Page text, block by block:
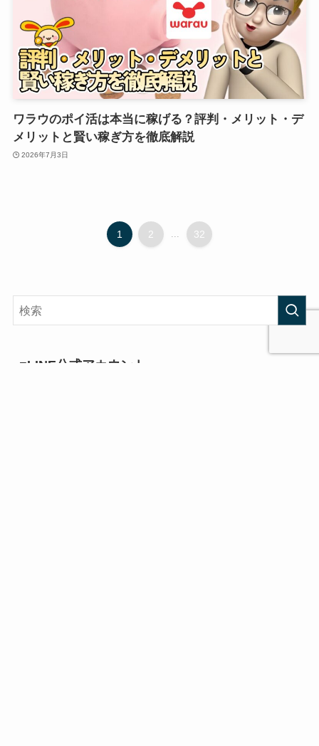
ワラウのポイ活は本当に稼げる？評判・メリット・デ
メリットと賢い稼ぎ方を徹底解説
2026年7月3日
1 2 32
■LINE公式アカウント